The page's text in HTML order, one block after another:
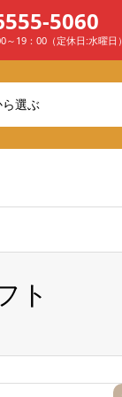
5060
～19：00（定休日:水曜日）
選ぶ
ト